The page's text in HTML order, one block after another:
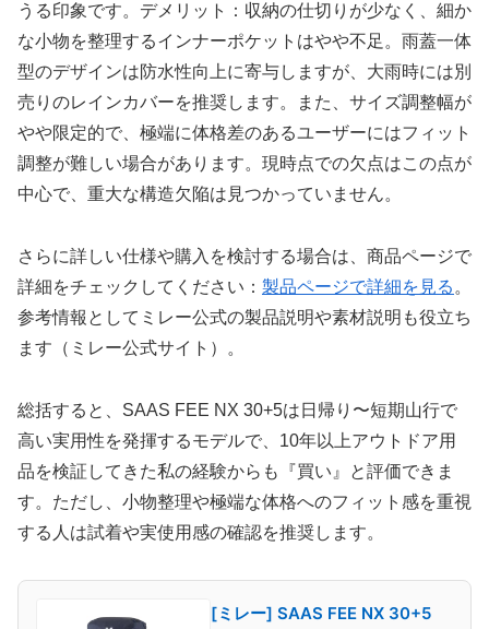
うる印象です。デメリット：収納の仕切りが少なく、細か
な小物を整理するインナーポケットはやや不足。雨蓋一体
型のデザインは防水性向上に寄与しますが、大雨時には別
売りのレインカバーを推奨します。また、サイズ調整幅が
やや限定的で、極端に体格差のあるユーザーにはフィット
調整が難しい場合があります。現時点での欠点はこの点が
中心で、重大な構造欠陥は見つかっていません。
さらに詳しい仕様や購入を検討する場合は、商品ページで
詳細をチェックしてください： 製品ページで詳細を見る 。
参考情報としてミレー公式の製品説明や素材説明も役立ち
ます（ミレー公式サイト）。
総括すると、SAAS FEE NX 30+5は日帰り〜短期山行で
高い実用性を発揮するモデルで、10年以上アウトドア用
品を検証してきた私の経験からも『買い』と評価できま
す。ただし、小物整理や極端な体格へのフィット感を重視
する人は試着や実使用感の確認を推奨します。
[ミレー] SAAS FEE NX 30+5